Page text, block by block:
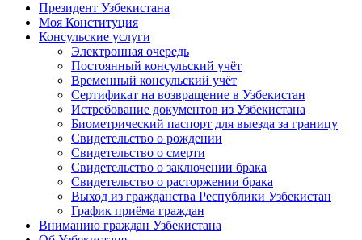
Президент Узбекистана
Моя Конституция
Консульские услуги
Электронная очередь
Постоянный консульский учёт
Временный консульский учёт
Сертификат на возвращение в Узбекистан
Истребование документов из Узбекистана
Биометрический паспорт для выезда за границу
Свидетельство о рождении
Свидетельство о смерти
Свидетельство о заключении брака
Свидетельство о расторжении брака
Выход из гражданства Республики Узбекистан
График приёма граждан
Вниманию граждан Узбекистана